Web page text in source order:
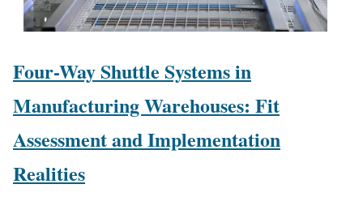
Four-Way Shuttle Systems in
Manufacturing Warehouses: Fit
Assessment and Implementation
Realities